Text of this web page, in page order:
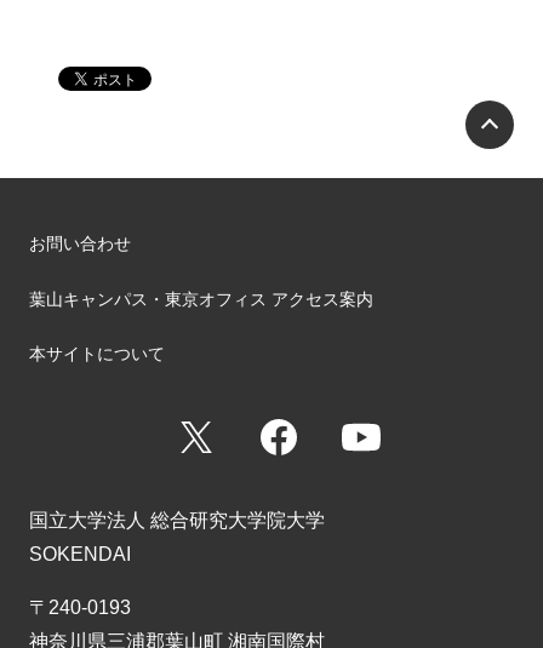
お問い合わせ
葉山キャンパス・東京オフィス アクセス案内
本サイトについて
Facebook
国立大学法人 総合研究大学院大学
SOKENDAI
〒240-0193
神奈川県三浦郡葉山町 湘南国際村